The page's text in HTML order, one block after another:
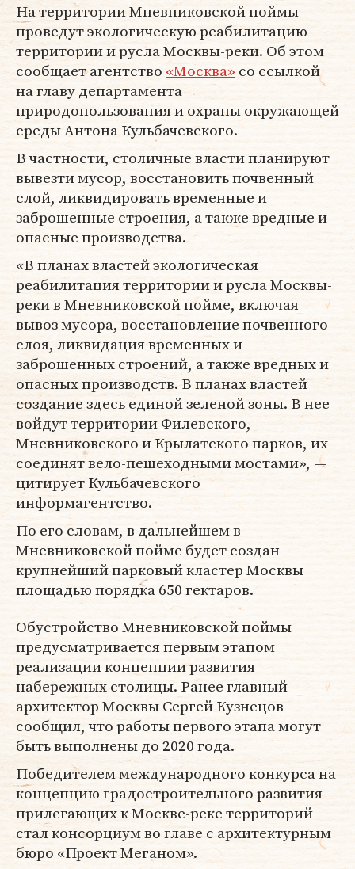
На территории Мневниковской поймы
проведут экологическую реабилитацию
территории и русла Москвы-реки. Об этом
сообщает агентство «Москва» со ссылкой
на главу департамента
природопользования и охраны окружающей
среды Антона Кульбачевского.
В частности, столичные власти планируют
вывезти мусор, восстановить почвенный
слой, ликвидировать временные и
заброшенные строения, а также вредные и
опасные производства.
«В планах властей экологическая
реабилитация территории и русла Москвы-
реки в Мневниковской пойме, включая
вывоз мусора, восстановление почвенного
слоя, ликвидация временных и
заброшенных строений, а также вредных и
опасных производств. В планах властей
создание здесь единой зеленой зоны. В нее
войдут территории Филевского,
Мневниковского и Крылатского парков, их
соединят вело-пешеходными мостами», —
цитирует Кульбачевского
информагентство.
По его словам, в дальнейшем в
Мневниковской пойме будет создан
крупнейший парковый кластер Москвы
площадью порядка 650 гектаров.
Обустройство Мневниковской поймы
предусматривается первым этапом
реализации концепции развития
набережных столицы. Ранее главный
архитектор Москвы Сергей Кузнецов
сообщил, что работы первого этапа могут
быть выполнены до 2020 года.
Победителем международного конкурса на
концепцию градостроительного развития
прилегающих к Москве-реке территорий
стал консорциум во главе с архитектурным
бюро «Проект Меганом».